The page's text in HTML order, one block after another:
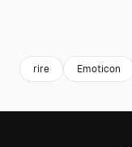
rire Emoticon